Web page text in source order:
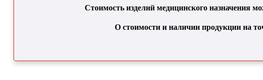
Стоимость изделий медицинского назначения
О стоимости и наличии продукции на